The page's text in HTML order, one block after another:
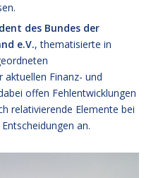
des Bundes der
e.V., thematisierte in
aktuellen Finanz- und
offen Fehlentwicklungen
relativierende Elemente bei
an.